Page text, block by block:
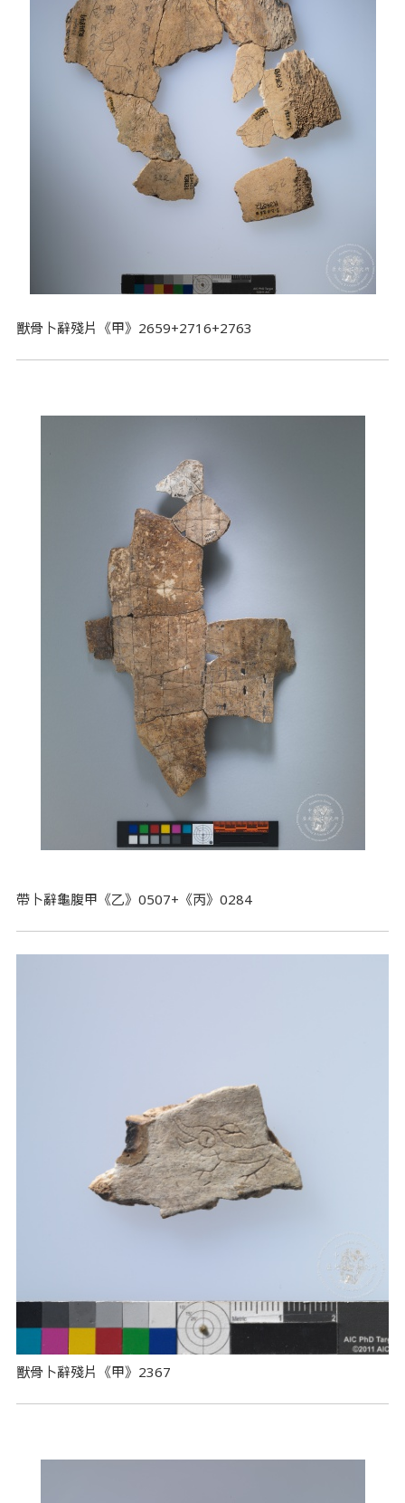
獸骨卜辭殘片《甲》2659+2716+2763
帶卜辭龜腹甲《乙》0507+《丙》0284
獸骨卜辭殘片《甲》2367